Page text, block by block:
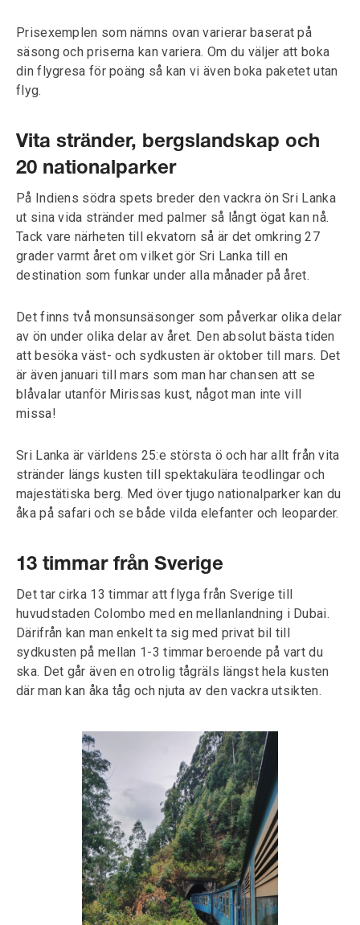
Prisexemplen som nämns ovan varierar baserat på
säsong och priserna kan variera. Om du väljer att boka
din flygresa för poäng så kan vi även boka paketet utan
flyg.
Vita stränder, bergslandskap och
20 nationalparker
På Indiens södra spets breder den vackra ön Sri Lanka
ut sina vida stränder med palmer så långt ögat kan nå.
Tack vare närheten till ekvatorn så är det omkring 27
grader varmt året om vilket gör Sri Lanka till en
destination som funkar under alla månader på året.
Det finns två monsunsäsonger som påverkar olika delar
av ön under olika delar av året. Den absolut bästa tiden
att besöka väst- och sydkusten är oktober till mars. Det
är även januari till mars som man har chansen att se
blåvalar utanför Mirissas kust, något man inte vill
missa!
Sri Lanka är världens 25:e största ö och har allt från vita
stränder längs kusten till spektakulära teodlingar och
majestätiska berg. Med över tjugo nationalparker kan du
åka på safari och se både vilda elefanter och leoparder.
13 timmar från Sverige
Det tar cirka 13 timmar att flyga från Sverige till
huvudstaden Colombo med en mellanlandning i Dubai.
Därifrån kan man enkelt ta sig med privat bil till
sydkusten på mellan 1-3 timmar beroende på vart du
ska. Det går även en otrolig tågräls längst hela kusten
där man kan åka tåg och njuta av den vackra utsikten.